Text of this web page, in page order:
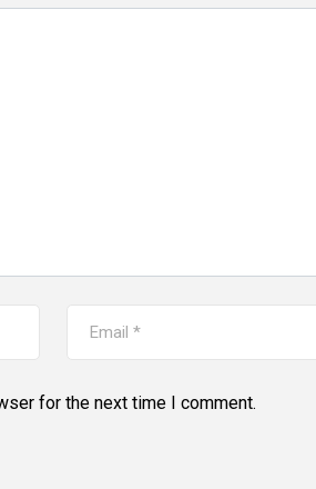
for the next time I comment.